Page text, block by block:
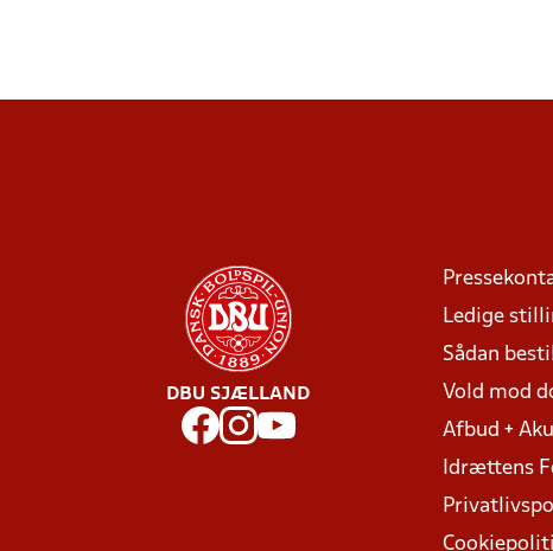
DBU SJÆLLAND
Ledige
Sådan
Vold mod
Afbud +
Idrættens